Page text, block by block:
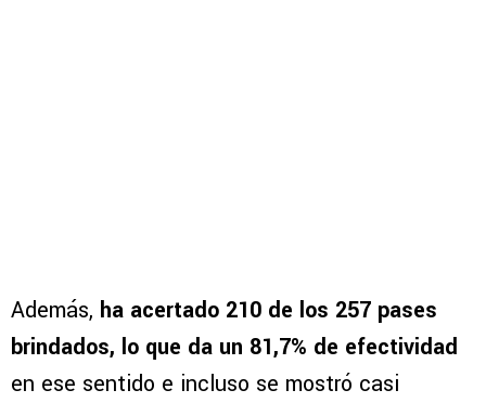
Además, ha acertado 210 de los 257 pases
brindados, lo que da un 81,7% de efectividad
en ese sentido e incluso se mostró casi